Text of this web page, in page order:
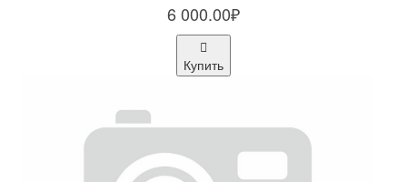
6 000.00₽
Купить